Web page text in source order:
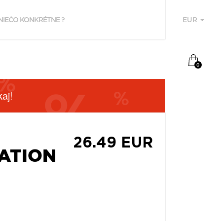
26.49 EUR
EUR
0